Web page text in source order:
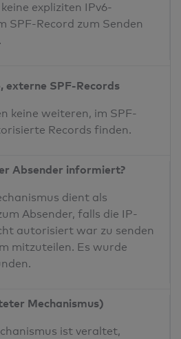
expliziten IPv6-
SPF-Record zum Senden
externe SPF-Records
keine weiteren, im SPF-
Records finden.
Absender informiert?
dient als
Absender, falls die IP-
autorisiert war zu senden
mitzuteilen. Es wurde
Mechanismus)
ist veraltet,